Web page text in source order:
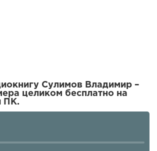
Сулимов Владимир –
целиком бесплатно на
ПК.